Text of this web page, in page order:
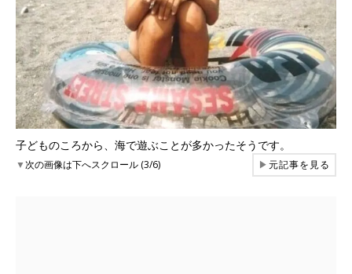
子どものころから、海で遊ぶことが多かったそうです。
▼次の画像は下へスクロール (3/6) ▶元記事を見る